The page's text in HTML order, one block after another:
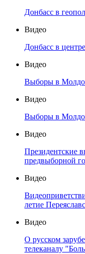
Донбасс в
Видео
Донбасс в
Видео
Выборы в
Видео
Выборы в
Видео
Президентские
предвыборной
Видео
летие
Видео
О русском
телеканалу